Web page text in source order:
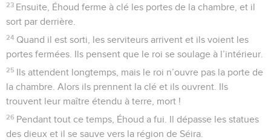
23 Ensuite, Éhoud ferme à clé les portes de la chambre, et il
sort par derrière.
24 Quand il est sorti, les serviteurs arrivent et ils voient les
portes fermées. Ils pensent que le roi se soulage à l’intérieur.
25 Ils attendent longtemps, mais le roi n’ouvre pas la porte de
la chambre. Alors ils prennent la clé et ils ouvrent. Ils
trouvent leur maître étendu à terre, mort !
26 Pendant tout ce temps, Éhoud a fui. Il dépasse les statues
des dieux et il se sauve vers la région de Séira.